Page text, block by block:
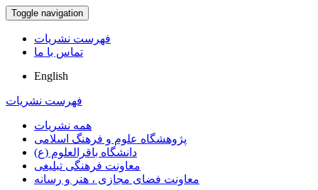
Toggle navigation
فهرست نشریات
تماس با ما
English
فهرست نشریات
همه نشریات
پژوهشگاه علوم و فرهنگ اسلامی
دانشگاه باقرالعلوم (ع)
معاونت فرهنگی تبلیغی
معاونت فضای مجازی ، هنر و رسانه